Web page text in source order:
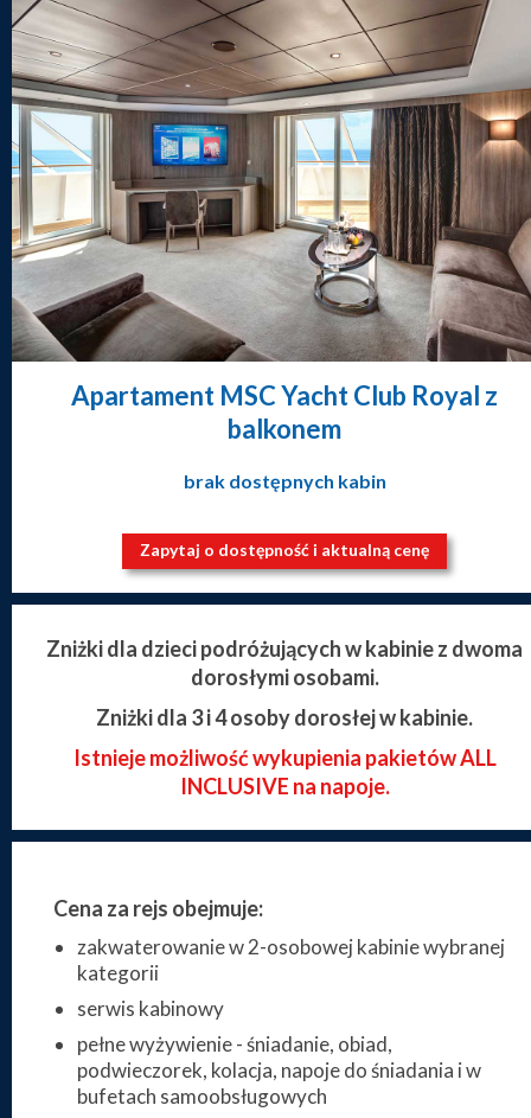
Apartament MSC Yacht Club Royal z
balkonem
brak dostępnych kabin
Zapytaj o dostępność i aktualną cenę
Zniżki dla dzieci podróżujących w kabinie z dwoma
dorosłymi osobami.
Zniżki dla 3 i 4 osoby dorosłej w kabinie.
Istnieje możliwość wykupienia pakietów ALL
INCLUSIVE na napoje.
Cena za rejs obejmuje:
zakwaterowanie w 2-osobowej kabinie wybranej
kategorii
serwis kabinowy
pełne wyżywienie - śniadanie, obiad,
podwieczorek, kolacja, napoje do śniadania i w
bufetach samoobsługowych